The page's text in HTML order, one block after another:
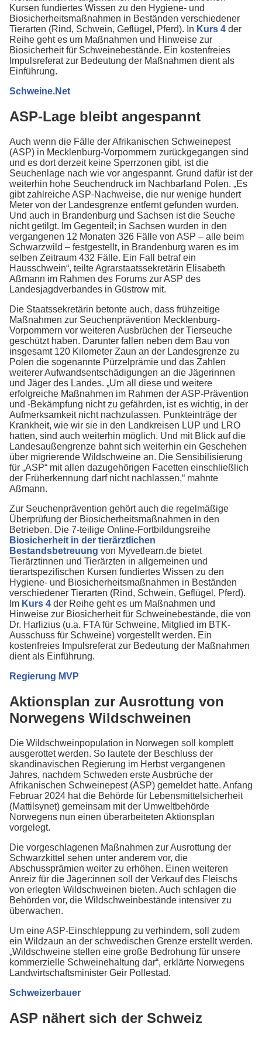
Kursen fundiertes Wissen zu den Hygiene- und
Biosicherheitsmaßnahmen in Beständen verschiedener
Tierarten (Rind, Schwein, Geflügel, Pferd). In Kurs 4 der
Reihe geht es um Maßnahmen und Hinweise zur
Biosicherheit für Schweinebestände. Ein kostenfreies
Impulsreferat zur Bedeutung der Maßnahmen dient als
Einführung.
Schweine.Net
ASP-Lage bleibt angespannt
Auch wenn die Fälle der Afrikanischen Schweinepest
(ASP) in Mecklenburg-Vorpommern zurückgegangen sind
und es dort derzeit keine Sperrzonen gibt, ist die
Seuchenlage nach wie vor angespannt. Grund dafür ist der
weiterhin hohe Seuchendruck im Nachbarland Polen. „Es
gibt zahlreiche ASP-Nachweise, die nur wenige hundert
Meter von der Landesgrenze entfernt gefunden wurden.
Und auch in Brandenburg und Sachsen ist die Seuche
nicht getilgt. Im Gegenteil; in Sachsen wurden in den
vergangenen 12 Monaten 326 Fälle von ASP – alle beim
Schwarzwild – festgestellt, in Brandenburg waren es im
selben Zeitraum 432 Fälle. Ein Fall betraf ein
Hausschwein“, teilte Agrarstaatssekretärin Elisabeth
Aßmann im Rahmen des Forums zur ASP des
Landesjagdverbandes in Güstrow mit.
Die Staatssekretärin betonte auch, dass frühzeitige
Maßnahmen zur Seuchenprävention Mecklenburg-
Vorpommern vor weiteren Ausbrüchen der Tierseuche
geschützt haben. Darunter fallen neben dem Bau von
insgesamt 120 Kilometer Zaun an der Landesgrenze zu
Polen die sogenannte Pürzelprämie und das Zahlen
weiterer Aufwandsentschädigungen an die Jägerinnen
und Jäger des Landes. „Um all diese und weitere
erfolgreiche Maßnahmen im Rahmen der ASP-Prävention
und -Bekämpfung nicht zu gefährden, ist es wichtig, in der
Aufmerksamkeit nicht nachzulassen. Punkteinträge der
Krankheit, wie wir sie in den Landkreisen LUP und LRO
hatten, sind auch weiterhin möglich. Und mit Blick auf die
Landesaußengrenze bahnt sich weiterhin ein Geschehen
über migrierende Wildschweine an. Die Sensibilisierung
für „ASP“ mit allen dazugehörigen Facetten einschließlich
der Früherkennung darf nicht nachlassen,“ mahnte
Aßmann.
Zur Seuchenprävention gehört auch die regelmäßige
Überprüfung der Biosicherheitsmaßnahmen in den
Betrieben. Die 7-teilige Online-Fortbildungsreihe
Biosicherheit in der tierärztlichen
Bestandsbetreuung von Myvetlearn.de bietet
Tierärztinnen und Tierärzten in allgemeinen und
tierartspezifischen Kursen fundiertes Wissen zu den
Hygiene- und Biosicherheitsmaßnahmen in Beständen
verschiedener Tierarten (Rind, Schwein, Geflügel, Pferd).
Im Kurs 4 der Reihe geht es um Maßnahmen und
Hinweise zur Biosicherheit für Schweinebestände, die von
Dr. Harlizius (u.a. FTA für Schweine, Mitglied im BTK-
Ausschuss für Schweine) vorgestellt werden. Ein
kostenfreies Impulsreferat zur Bedeutung der Maßnahmen
dient als Einführung.
Regierung MVP
Aktionsplan zur Ausrottung von
Norwegens Wildschweinen
Die Wildschweinpopulation in Norwegen soll komplett
ausgerottet werden. So lautete der Beschluss der
skandinavischen Regierung im Herbst vergangenen
Jahres, nachdem Schweden erste Ausbrüche der
Afrikanischen Schweinepest (ASP) gemeldet hatte. Anfang
Februar 2024 hat die Behörde für Lebensmittelsicherheit
(Mattilsynet) gemeinsam mit der Umweltbehörde
Norwegens nun einen überarbeiteten Aktionsplan
vorgelegt.
Die vorgeschlagenen Maßnahmen zur Ausrottung der
Schwarzkittel sehen unter anderem vor, die
Abschussprämien weiter zu erhöhen. Einen weiteren
Anreiz für die Jäger:innen soll der Verkauf des Fleischs
von erlegten Wildschweinen bieten. Auch schlagen die
Behörden vor, die Wildschweinbestände intensiver zu
überwachen.
Um eine ASP-Einschleppung zu verhindern, soll zudem
ein Wildzaun an der schwedischen Grenze erstellt werden.
„Wildschweine stellen eine große Bedrohung für unsere
kommerzielle Schweinehaltung dar“, erklärte Norwegens
Landwirtschaftsminister Geir Pollestad.
Schweizerbauer
ASP nähert sich der Schweiz